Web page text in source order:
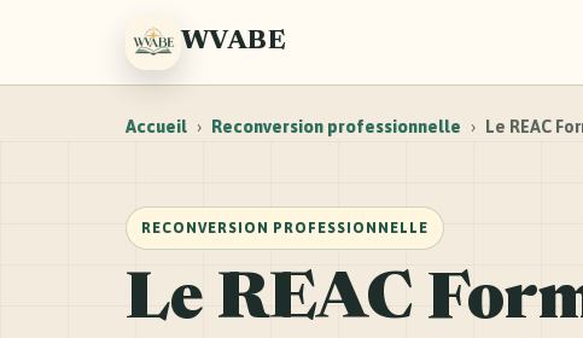
WVABE
Accueil › Reconversion professionnelle › Le REAC
RECONVERSION PROFESSIONNELLE
Le REAC